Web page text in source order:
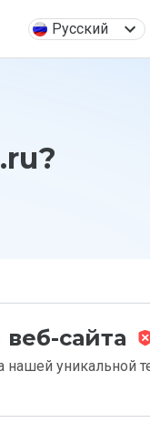
Русский
сайта
нашей уникальной